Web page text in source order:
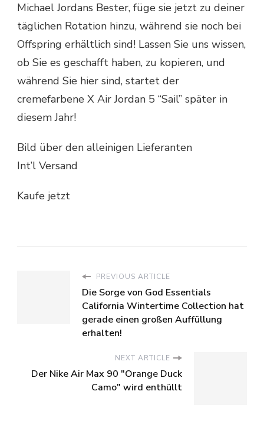
Michael Jordans Bester, füge sie jetzt zu deiner
täglichen Rotation hinzu, während sie noch bei
Offspring erhältlich sind! Lassen Sie uns wissen,
ob Sie es geschafft haben, zu kopieren, und
während Sie hier sind, startet der
cremefarbene X Air Jordan 5 “Sail” später in
diesem Jahr!
Bild über den alleinigen Lieferanten
Int’l Versand
Kaufe jetzt
PREVIOUS ARTICLE
Die Sorge von God Essentials
California Wintertime Collection hat
gerade einen großen Auffüllung
erhalten!
NEXT ARTICLE
Der Nike Air Max 90 "Orange Duck
Camo" wird enthüllt